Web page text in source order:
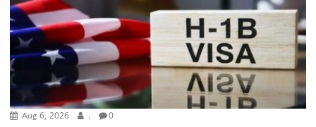
Aug 6, 2026 . 0